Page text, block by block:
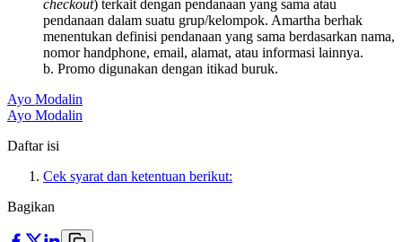
checkout) terkait dengan pendanaan yang sama atau
pendanaan dalam suatu grup/kelompok. Amartha berhak
menentukan definisi pendanaan yang sama berdasarkan nama,
nomor handphone, email, alamat, atau informasi lainnya.
b. Promo digunakan dengan itikad buruk.
Ayo Modalin
Ayo Modalin
Daftar isi
Cek syarat dan ketentuan berikut:
Bagikan